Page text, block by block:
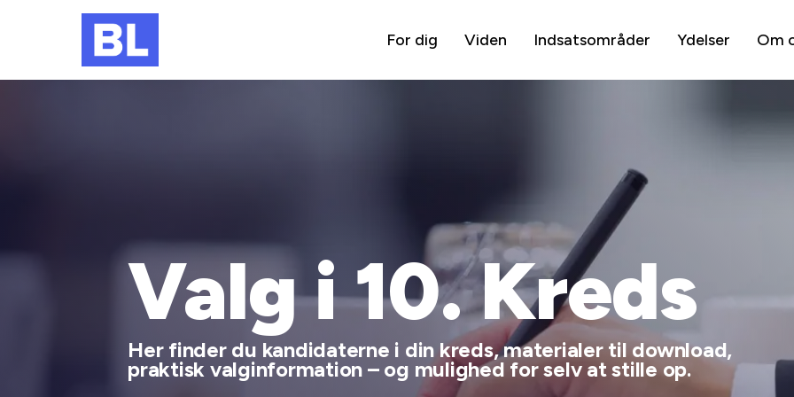
For dig Viden Indsatsområder Ydelser Om
Valg i 10. Kreds
Her finder du kandidaterne i din kreds, materialer til download,
praktisk valginformation – og mulighed for selv at stille op.